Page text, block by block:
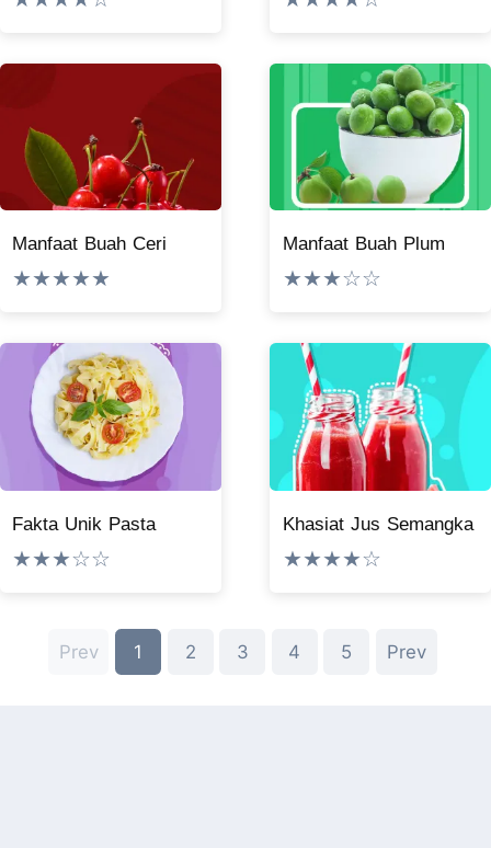
Manfaat Buah Ceri
★★★★★
Manfaat Buah Plum
★★★☆☆
Fakta Unik Pasta
★★★☆☆
Khasiat Jus Semangka
★★★★☆
Prev 1 2 3 4 5 Prev